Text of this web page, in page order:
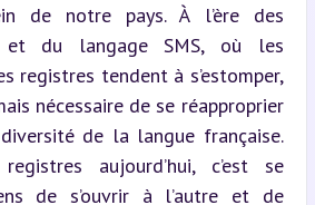
de notre pays. À l’ère des
et du langage SMS, où les
registres tendent à s’estomper,
nécessaire de se réapproprier
de la langue française.
aujourd’hui, c’est se
de s’ouvrir à l’autre et de